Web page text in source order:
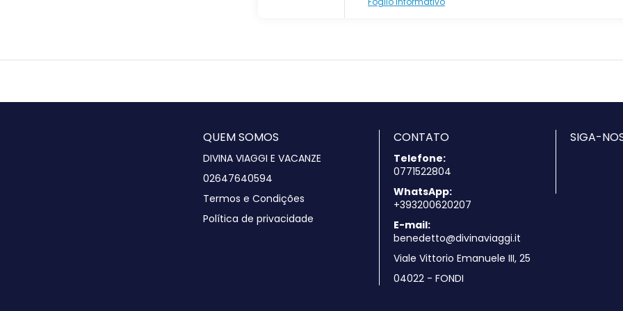
QUEM SOMOS
DIVINA VIAGGI E VACANZE
02647640594
Termos e Condições
Política de privacidade
CONTATO
Telefone:
0771522804
WhatsApp:
+393200620207
E-mail:
benedetto@divinaviaggi.it
Viale Vittorio Emanuele III, 25
04022 - FONDI
SIGA-